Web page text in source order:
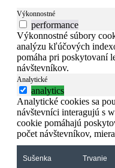
Výkonnostné
performance
Výkonnostné súbory
analýzu kľúčových
pomáha pri poskytovaní
návštevníkov.
Analytické
analytics
Analytické cookies sa
návštevníci interagujú s
cookie pomáhajú
počet návštevníkov,
Sušenka Trvanie